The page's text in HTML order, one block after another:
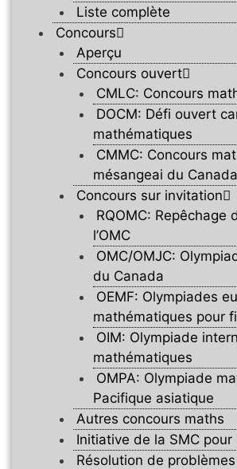
Liste complète
Concours
Aperçu
Concours ouvert
CMLC: Concours
DOCM: Défi ouvert
mathématiques
CMMC: Concours
mésangeai du Canada
Concours sur invitation
RQOMC: Repêchage
l’OMC
OMC/OMJC:
du Canada
OEMF: Olympiades
mathématiques pour
OIM: Olympiade
mathématiques
OMPA: Olympiade
Pacifique asiatique
Autres concours maths
Initiative de la SMC pour
Résolution de problèmes